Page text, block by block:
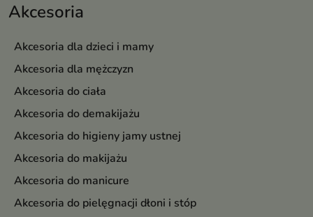
Akcesoria
Akcesoria dla dzieci i mamy
Akcesoria dla mężczyzn
Akcesoria do ciała
Akcesoria do demakijażu
Akcesoria do higieny jamy ustnej
Akcesoria do makijażu
Akcesoria do manicure
Akcesoria do pielęgnacji dłoni i stóp